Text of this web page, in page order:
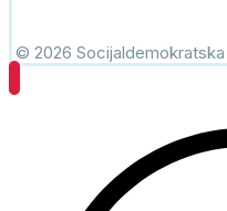
© 2026